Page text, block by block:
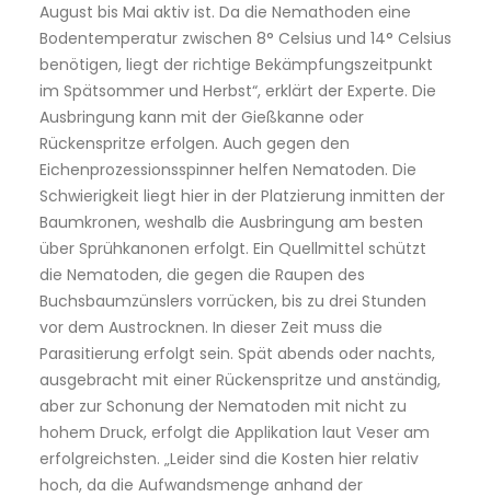
August bis Mai aktiv ist. Da die Nemathoden eine
Bodentemperatur zwischen 8° Celsius und 14° Celsius
benötigen, liegt der richtige Bekämpfungszeitpunkt
im Spätsommer und Herbst“, erklärt der Experte. Die
Ausbringung kann mit der Gießkanne oder
Rückenspritze erfolgen. Auch gegen den
Eichenprozessionsspinner helfen Nematoden. Die
Schwierigkeit liegt hier in der Platzierung inmitten der
Baumkronen, weshalb die Ausbringung am besten
über Sprühkanonen erfolgt. Ein Quellmittel schützt
die Nematoden, die gegen die Raupen des
Buchsbaumzünslers vorrücken, bis zu drei Stunden
vor dem Austrocknen. In dieser Zeit muss die
Parasitierung erfolgt sein. Spät abends oder nachts,
ausgebracht mit einer Rückenspritze und anständig,
aber zur Schonung der Nematoden mit nicht zu
hohem Druck, erfolgt die Applikation laut Veser am
erfolgreichsten. „Leider sind die Kosten hier relativ
hoch, da die Aufwandsmenge anhand der